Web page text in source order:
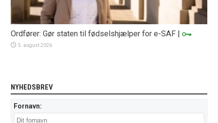
Ordfører: Gør staten til fødselshjælper for e-SAF |
5. august 2026
NYHEDSBREV
Fornavn: